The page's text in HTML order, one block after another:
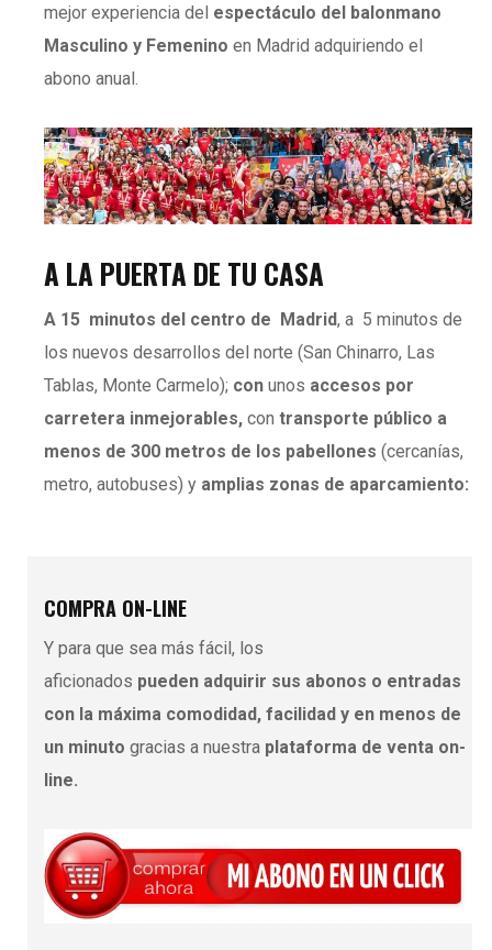
mejor experiencia del espectáculo del balonmano
Masculino y Femenino en Madrid adquiriendo el
abono anual.
A LA PUERTA DE TU CASA
A 15 minutos del centro de Madrid, a 5 minutos de
los nuevos desarrollos del norte (San Chinarro, Las
Tablas, Monte Carmelo); con unos accesos por
carretera inmejorables, con transporte público a
menos de 300 metros de los pabellones (cercanías,
metro, autobuses) y amplias zonas de aparcamiento:
COMPRA ON-LINE
Y para que sea más fácil, los
aficionados pueden adquirir sus abonos o entradas
con la máxima comodidad, facilidad y en menos de
un minuto gracias a nuestra plataforma de venta on-
line.